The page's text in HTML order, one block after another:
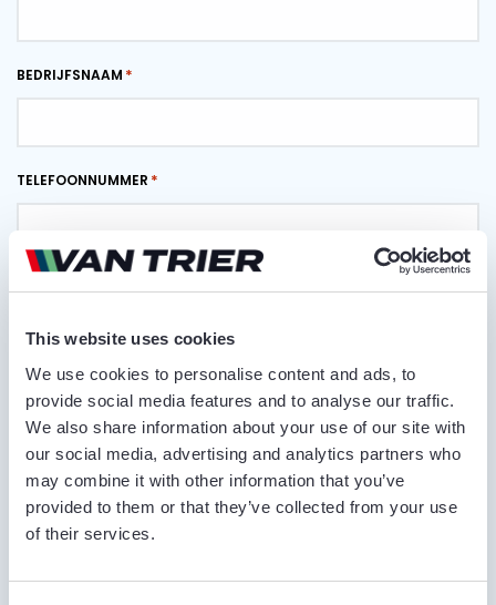
This website uses cookies
We use cookies to personalise content and ads, to
provide social media features and to analyse our traffic.
We also share information about your use of our site with
our social media, advertising and analytics partners who
may combine it with other information that you’ve
provided to them or that they’ve collected from your use
of their services.
BEDRIJFSNAAM
TELEFOONNUMMER
LEVERPLAATS
OPMERKINGEN